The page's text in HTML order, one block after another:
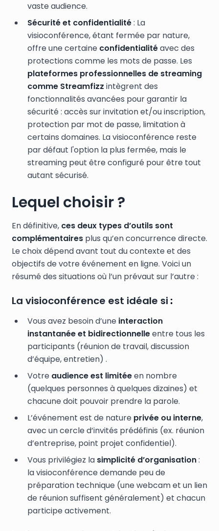
vaste audience.
Sécurité et confidentialité: La
visioconférence, étant fermée par nature,
offre une certaine confidentialitéavec des
protections comme les mots de passe. Les
plateformes professionnelles de streaming
comme Streamfizz intègrent des
fonctionnalités avancées pour garantir la
sécurité : accès sur invitation et/ou inscription,
protection par mot de passe, limitation à
certains domaines. La visioconférence reste
par défaut l'option la plus fermée, mais le
streaming peut être configuré pour être tout
autant sécurisé.
Lequel choisir ?
En définitive, ces deux types d’outils sont
complémentaires plus qu’en concurrence directe.
Le choix dépend avant tout du contexte et des
objectifs de votre événement en ligne. Voici un
résumé des situations où l’un prévaut sur l’autre :
La visioconférence est idéale si :
Vous avez besoin d’une interaction
instantanée et bidirectionnelleentre tous les
participants (réunion de travail, discussion
d’équipe, entretien) .
Votre audience est limitéeen nombre
(quelques personnes à quelques dizaines) et
chacune doit pouvoir prendre la parole.
L’événement est de nature privée ou interne,
avec un cercle d’invités prédéfinis (ex. réunion
d’entreprise, point projet confidentiel).
Vous privilégiez la simplicité d’organisation:
la visioconférence demande peu de
préparation technique (une webcam et un lien
de réunion suffisent généralement) et chacun
participe activement.